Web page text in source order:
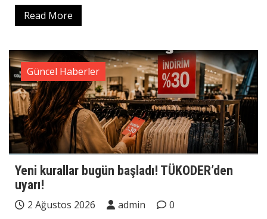
Read More
Güncel Haberler
Yeni kurallar bugün başladı! TÜKODER’den
uyarı!
2 Ağustos 2026 admin
0